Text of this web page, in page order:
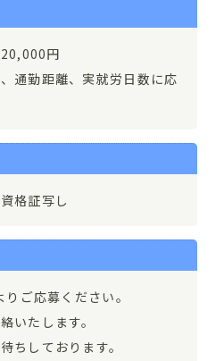
円
通勤距離、実就労日数に応
格証写し
ご応募ください。
いたします。
ちしております。